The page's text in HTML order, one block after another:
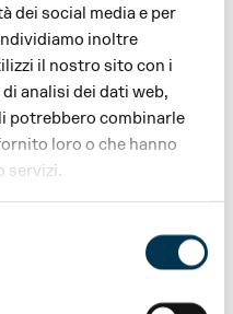
dei social media e per
inoltre
il nostro sito con i
analisi dei dati web,
potrebbero combinarle
loro o che hanno
servizi.
SPONSOR STAGIONE E
FESTIVAL VERDI
PREMIUM PARTNER